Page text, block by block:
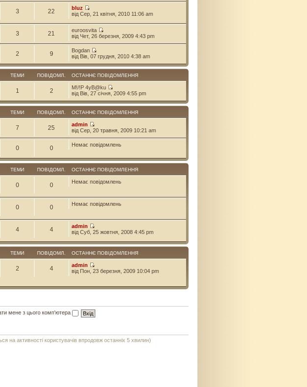
3 22
bluz
від Сер, 21 квітня, 2010 11:06 am
3 21
euroosvita
від Чет, 26 березня, 2009 4:43 pm
2 9
Bogdan
від Вів, 07 грудня, 2010 4:38 am
ТЕМИ ПОВІДОМЛ. ОСТАННЄ ПОВІДОМЛЕННЯ
1 2
M!/!P 4yB@ku
від Вів, 27 січня, 2009 4:55 pm
ТЕМИ ПОВІДОМЛ. ОСТАННЄ ПОВІДОМЛЕННЯ
7 25
admin
від Сер, 20 травня, 2009 10:21 am
0 0 Немає повідомлень
ТЕМИ ПОВІДОМЛ. ОСТАННЄ ПОВІДОМЛЕННЯ
0 0 Немає повідомлень
0 0 Немає повідомлень
4 4
admin
від Суб, 25 жовтня, 2008 4:45 pm
ТЕМИ ПОВІДОМЛ. ОСТАННЄ ПОВІДОМЛЕННЯ
2 4
admin
від Пон, 23 березня, 2009 10:04 pm
мене з цього комп'ютера
на активності користувачів впродовж останніх 5 хвилин)